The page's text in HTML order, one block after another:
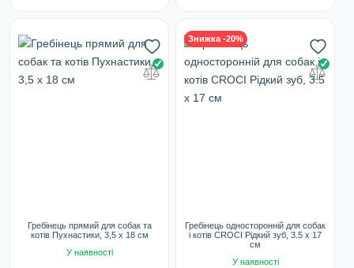
Гребінець прямий для собак та
котів Пухнастики, 3,5 х 18 см
У наявності
Знижка -20%
Гребінець односторонній для собак
і котів CROCI Рідкий зуб, 3.5 х 17
см
У наявності